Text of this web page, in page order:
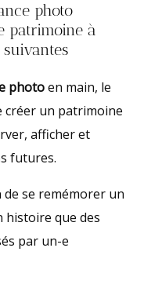
photo
patrimoine à
photoen main, le
créer un patrimoine
afficher et
futures.
se remémorer un
histoire que des
par un-e